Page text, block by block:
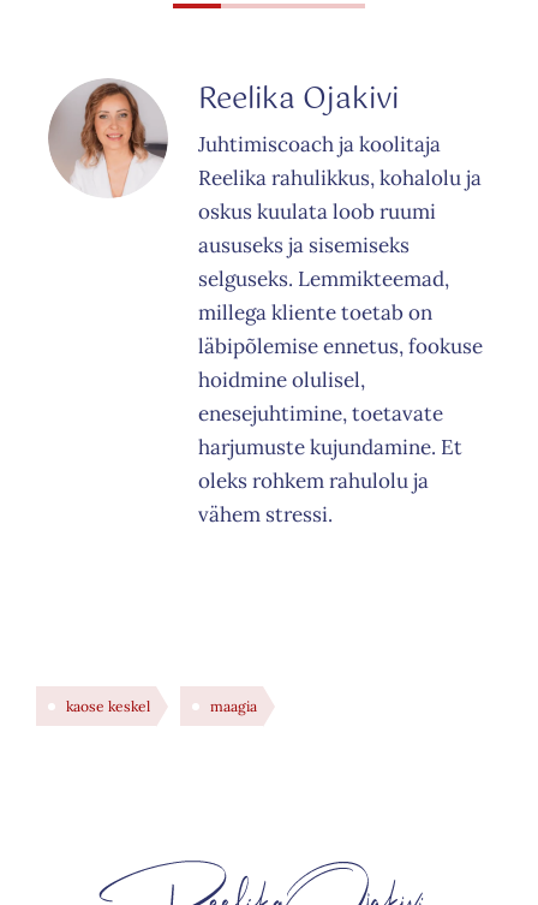
Reelika Ojakivi
Juhtimiscoach ja koolitaja
Reelika rahulikkus, kohalolu ja
oskus kuulata loob ruumi
aususeks ja sisemiseks
selguseks. Lemmikteemad,
millega kliente toetab on
läbipõlemise ennetus, fookuse
hoidmine olulisel,
enesejuhtimine, toetavate
harjumuste kujundamine. Et
oleks rohkem rahulolu ja
vähem stressi.
kaose keskel maagia